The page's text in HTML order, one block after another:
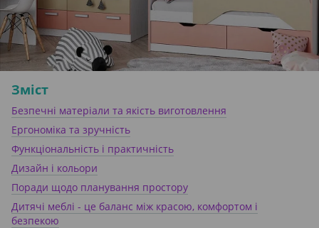
Зміст
Безпечні матеріали та якість виготовлення
Ергономіка та зручність
Функціональність і практичність
Дизайн і кольори
Поради щодо планування простору
Дитячі меблі - це баланс між красою, комфортом і
безпекою